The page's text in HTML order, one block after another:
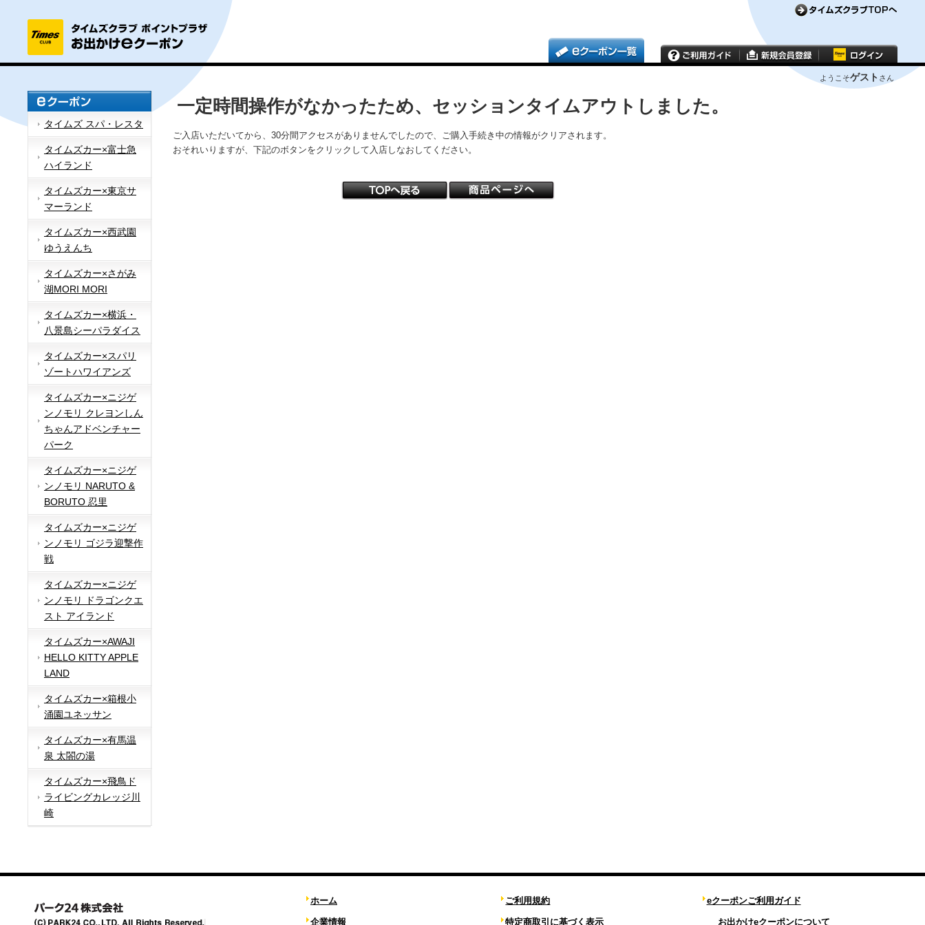
ようこそゲスト さん
タイムズ スパ・レスタ
タイムズカー×富士急
ハイランド
タイムズカー×東京サ
マーランド
タイムズカー×西武園
ゆうえんち
タイムズカー×さがみ
湖MORI MORI
タイムズカー×横浜・
八景島シーパラダイス
タイムズカー×スパリ
ゾートハワイアンズ
タイムズカー×ニジゲ
ンノモリ クレヨンしん
ちゃんアドベンチャー
パーク
タイムズカー×ニジゲ
ンノモリ NARUTO &
BORUTO 忍里
タイムズカー×ニジゲ
ンノモリ ゴジラ迎撃作
戦
タイムズカー×ニジゲ
ンノモリ ドラゴンクエ
スト アイランド
タイムズカー×AWAJI
HELLO KITTY APPLE
LAND
タイムズカー×箱根小
涌園ユネッサン
タイムズカー×有馬温
泉 太閤の湯
タイムズカー×飛鳥ド
ライビングカレッジ川
崎
一定時間操作がなかったため、セッションタイムアウトしました。
ご入店いただいてから、30分間アクセスがありませんでしたので、ご購入手続き中の情報がクリアされます。
おそれいりますが、下記のボタンをクリックして入店しなおしてください。
ホーム
企業情報
ご利用規約
特定商取引に基づく表示
eクーポンご利用ガイド
お出かけeクーポンについて